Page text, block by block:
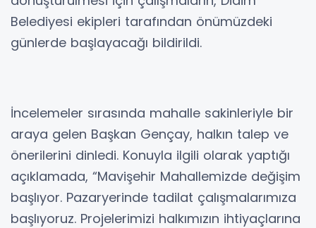
Belediyesi ekipleri tarafından önümüzdeki
günlerde başlayacağı bildirildi.
İncelemeler sırasında mahalle sakinleriyle bir
araya gelen Başkan Gençay, halkın talep ve
önerilerini dinledi. Konuyla ilgili olarak yaptığı
açıklamada, “Mavişehir Mahallemizde değişim
başlıyor. Pazaryerinde tadilat çalışmalarımıza
başlıyoruz. Projelerimizi halkımızın ihtiyaçlarına